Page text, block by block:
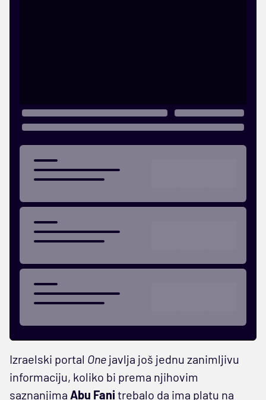
Izraelski portal One javlja još jednu zanimljivu
informaciju, koliko bi prema njihovim
saznanjima Abu Fani trebalo da ima platu na